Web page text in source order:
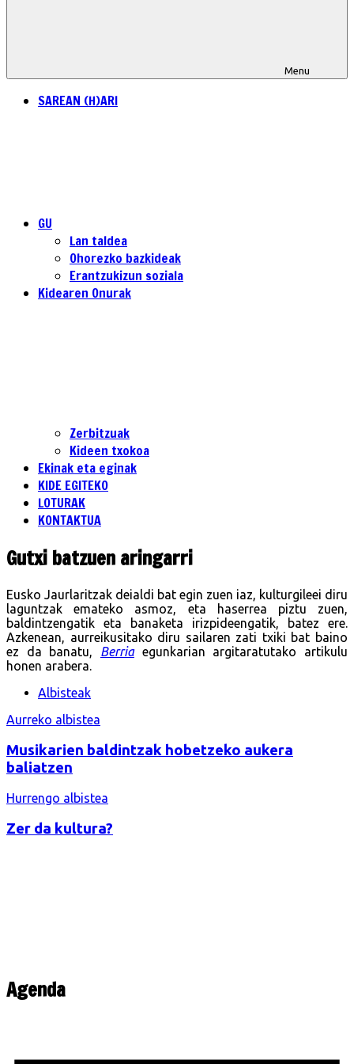
Menu
SAREAN (H)ARI
GU
Lan taldea
Ohorezko bazkideak
Erantzukizun soziala
Kidearen Onurak
Zerbitzuak
Kideen txokoa
Ekinak eta eginak
KIDE EGITEKO
LOTURAK
KONTAKTUA
Gutxi batzuen aringarri
Eusko Jaurlaritzak deialdi bat egin zuen iaz, kulturgileei diru
laguntzak emateko asmoz, eta haserrea piztu zuen,
baldintzengatik eta banaketa irizpideengatik, batez ere.
Azkenean, aurreikusitako diru sailaren zati txiki bat baino
ez da banatu, Berriaegunkarian argitaratutako artikulu
honen arabera.
Albisteak
Bidalketetan
zehar
nabigatu
Aurreko albistea
Musikarien baldintzak hobetzeko aukera
baliatzen
Hurrengo albistea
Zer da kultura?
Agenda